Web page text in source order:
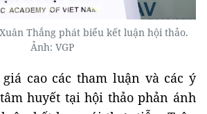
Thắng phát biểu kết luận hội thảo.
Ảnh: VGP
cao các tham luận và các ý
huyết tại hội thảo phản ánh